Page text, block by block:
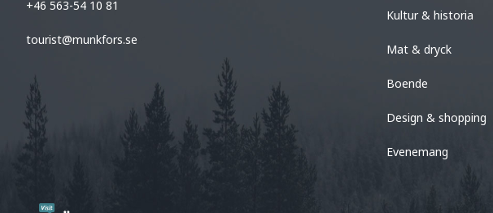
+46 563-54 10 81
tourist@munkfors.se
Kultur & historia
Mat & dryck
Boende
Design & shopping
Evenemang